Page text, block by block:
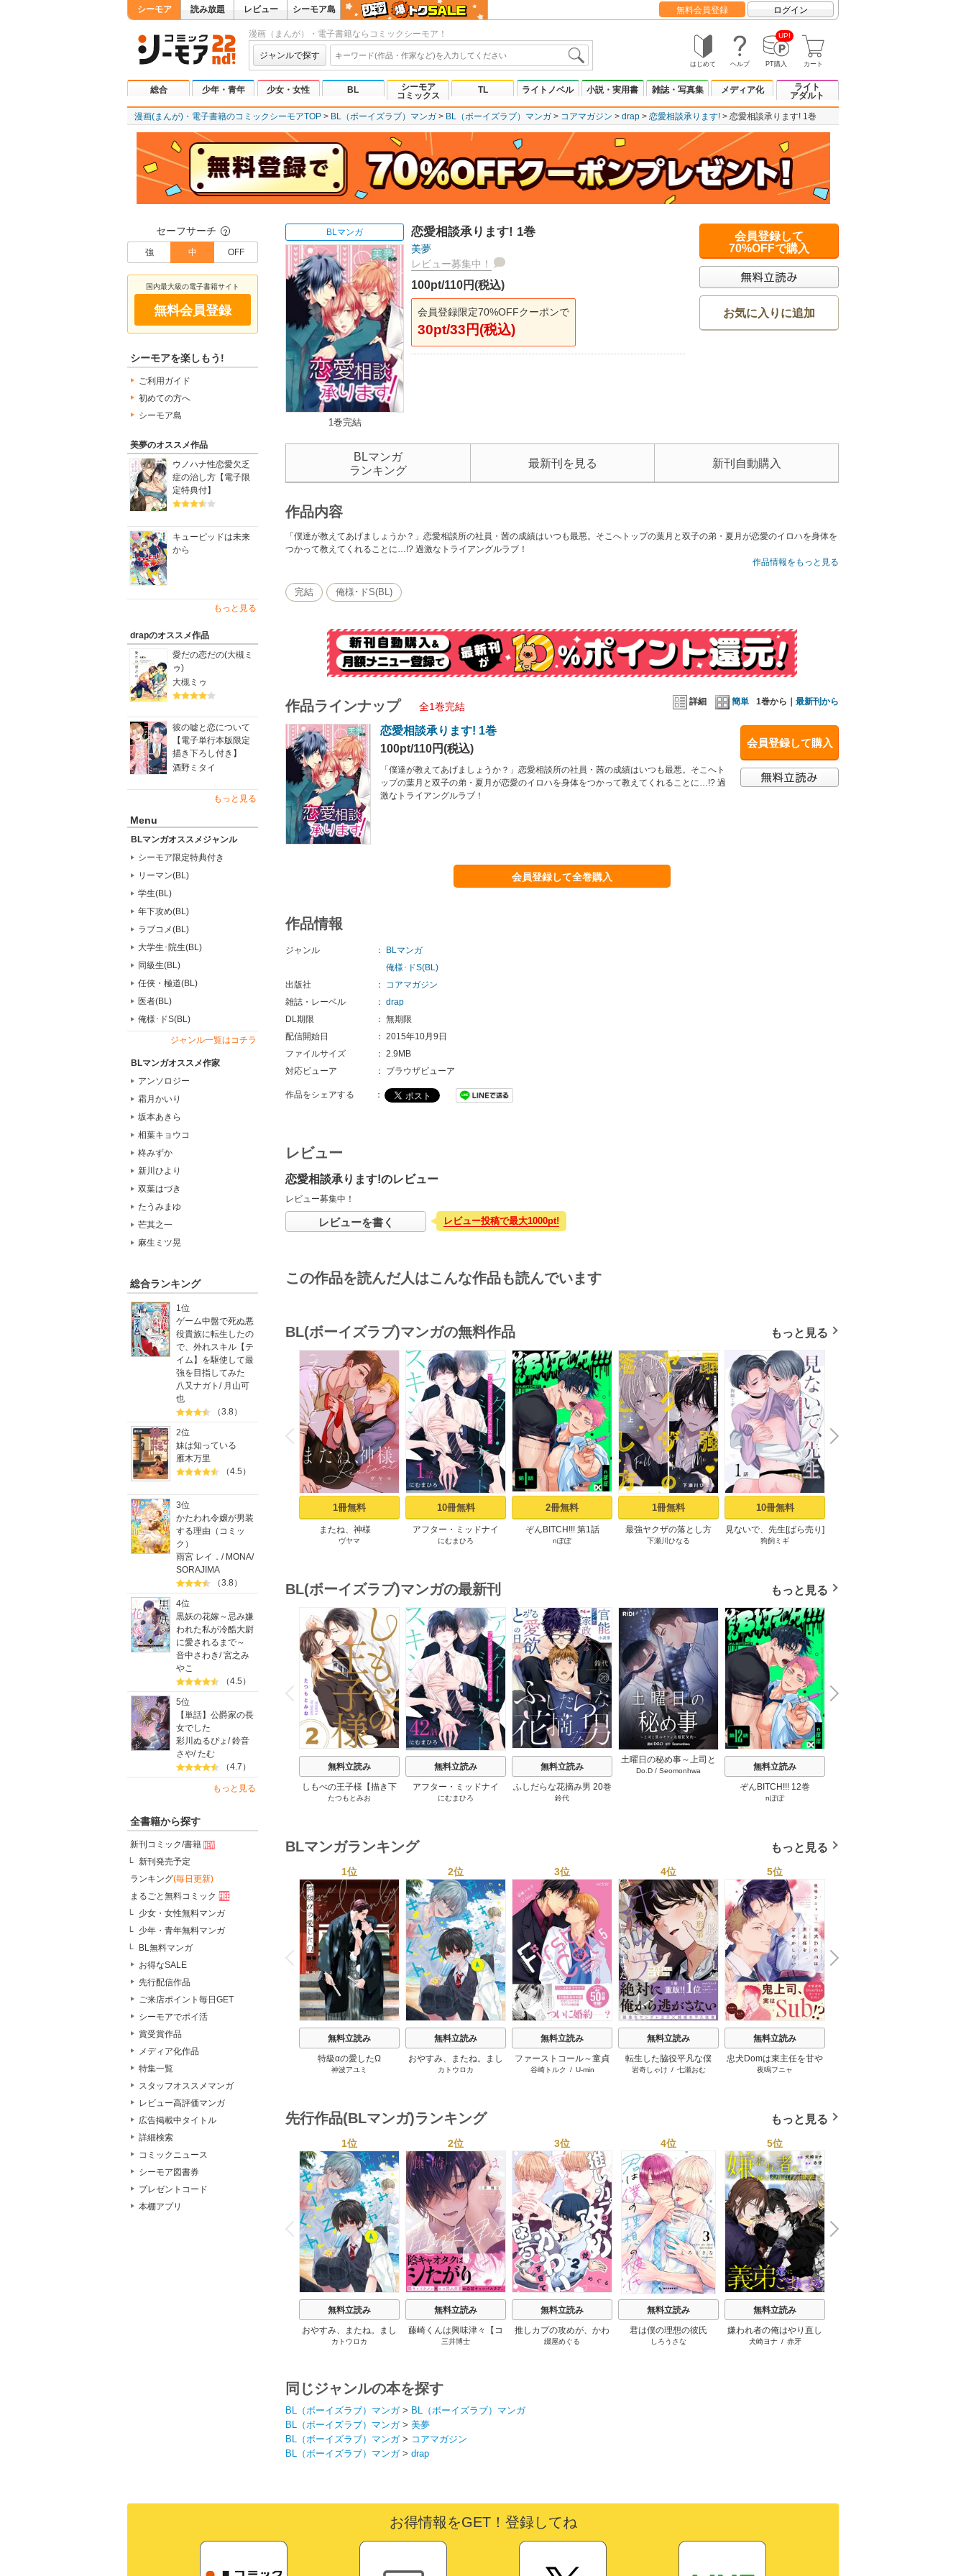
シーモア 読み放題 レビュー シーモア島 無料会員登録 ログイン
漫画（まんが）・電子書籍ならコミックシーモア！
ジャンルで探す
はじめて ヘルプ
UP!
PT購入 カート
総合 少年・青年 少女・女性 BL
シーモア
コミックス
TL ライトノベル 小説・実用書 雑誌・写真集 メディア化
ライト
アダルト
漫画(まんが)・電子書籍のコミックシーモアTOP BL（ボーイズラブ）マンガ BL（ボーイズラブ）マンガ コアマガジン drap 恋愛相談承ります! 恋愛相談承ります! 1巻
セーフサーチ ？
強 中 OFF
国内最大級の電子書籍サイト
無料会員登録
シーモアを楽しもう!
ご利用ガイド
初めての方へ
シーモア島
美夢のオススメ作品
ウノハナ性恋愛欠乏
症の治し方【電子限
定特典付】
キューピッドは未来
から
もっと見る
drapのオススメ作品
愛だの恋だの(大槻ミ
ゥ)
大槻ミゥ
彼の嘘と恋について
【電子単行本版限定
描き下ろし付き】
酒野ミタイ
もっと見る
Menu
BLマンガオススメジャンル
シーモア限定特典付き
リーマン(BL)
学生(BL)
年下攻め(BL)
ラブコメ(BL)
大学生･院生(BL)
同級生(BL)
任侠・極道(BL)
医者(BL)
俺様･ドS(BL)
ジャンル一覧はコチラ
BLマンガオススメ作家
アンソロジー
霜月かいり
坂本あきら
相葉キョウコ
柊みずか
新川ひより
双葉はづき
たうみまゆ
芒其之一
麻生ミツ晃
総合ランキング
1位
ゲーム中盤で死ぬ悪
役貴族に転生したの
で、外れスキル【テ
イム】を駆使して最
強を目指してみた
八又ナガト / 月山可
也
（3.8）
2位
妹は知っている
雁木万里
（4.5）
3位
かたわれ令嬢が男装
する理由（コミッ
ク）
雨宮 レイ． / MONA/
SORAJIMA
（3.8）
4位
黒妖の花嫁～忌み嫌
われた私が冷酷大尉
に愛されるまで～
音中さわき/宮之み
やこ
（4.5）
5位
【単話】公爵家の長
女でした
彩川ぬるぴょ /鈴音
さや/たむ
（4.7）
もっと見る
全書籍から探す
新刊コミック/書籍
新刊発売予定
ランキング(毎日更新)
まるごと無料コミック
少女・女性無料マンガ
少年・青年無料マンガ
BL無料マンガ
お得なSALE
先行配信作品
ご来店ポイント毎日GET
シーモアでポイ活
賞受賞作品
メディア化作品
特集一覧
スタッフオススメマンガ
レビュー高評価マンガ
広告掲載中タイトル
詳細検索
コミックニュース
シーモア図書券
プレゼントコード
本棚アプリ
BLマンガ
1巻完結
恋愛相談承ります! 1巻
美夢
レビュー募集中！
100pt/110円(税込)
会員登録限定70%OFFクーポンで
30pt/33円(税込)
会員登録して
70%OFFで購入
お気に入りに追加
BLマンガ
ランキング
最新刊を見る 新刊自動購入
作品内容
「僕達が教えてあげましょうか？」恋愛相談所の社員・茜の成績はいつも最悪。そこへトップの葉月と双子の弟・夏月が恋愛のイロハを身体を
つかって教えてくれることに…!? 過激なトライアングルラブ！
作品情報をもっと見る
完結 俺様･ドS(BL)
詳細 簡単 1巻から｜ 最新刊から
作品ラインナップ 全1巻完結
会員登録して購入
恋愛相談承ります! 1巻
100pt/110円(税込)
「僕達が教えてあげましょうか？」恋愛相談所の社員・茜の成績はいつも最悪。そこへト
ップの葉月と双子の弟・夏月が恋愛のイロハを身体をつかって教えてくれることに…!? 過
激なトライアングルラブ！
会員登録して全巻購入
作品情報
ジャンル ：
BLマンガ
俺様･ドS(BL)
出版社
：
コアマガジン
雑誌・レーベル
： drap
DL期限
： 無期限
配信開始日
： 2015年10月9日
ファイルサイズ
： 2.9MB
対応ビューア
： ブラウザビューア
作品をシェアする ：
レビュー
恋愛相談承ります!のレビュー
レビュー募集中！
レビューを書く レビュー投稿で最大1000pt!
この作品を読んだ人はこんな作品も読んでいます
BL(ボーイズラブ)マンガの無料作品 もっと見る
P
r
e
v
i
o
u
s
1冊無料
またね、神様
Restart［ばら売り］ プ
ヴヤマ
10冊無料
アフター・ミッドナイ
ト・スキン［ばら売り］
にむまひろ
2冊無料
ぞんBITCH!!! 第1話
nぽぽ
1冊無料
最強ヤクザの落とし方
【コミックシーモア限定
下瀬川ひなる
10冊無料
見ないで、先生[ばら売り]
第1話
狗飼ミギ
N
e
x
t
BL(ボーイズラブ)マンガの最新刊 もっと見る
P
r
e
v
i
o
u
s
無料立読み
しもべの王子様【描き下
ろしおまけ付き特装版】
たつもとみお
無料立読み
アフター・ミッドナイ
ト・スキン［ばら売り］
にむまひろ
無料立読み
ふしだらな花摘み男 20巻
鈴代
土曜日の秘め事～上司と
僕のキケンな服従契約～
Do.D / Seomonhwa
無料立読み
ぞんBITCH!!! 12巻
nぽぽ
N
e
x
t
BLマンガランキング もっと見る
P
r
e
v
i
o
u
s
1位
無料立読み
特級αの愛したΩ
神波アユミ
2位
無料立読み
おやすみ、またね。まし
ろくん。【電子限定漫画
カトウロカ
3位
無料立読み
ファーストコール～童貞
外科医、年下ヤクザの嫁
谷崎トルク / U-min
4位
無料立読み
転生した脇役平凡な僕
は、美形第二王子をヤン
岩奇しゃけ / 七瀬おむ
5位
無料立読み
忠犬Domは東主任を甘や
かしたい【コミックス版
夜鳴フニャ
N
e
x
t
先行作品(BLマンガ)ランキング もっと見る
P
r
e
v
i
o
u
s
1位
無料立読み
おやすみ、またね。まし
ろくん。【電子限定漫画
カトウロカ
2位
無料立読み
藤崎くんは興味津々【コ
ミックス版】
三井博士
3位
無料立読み
推しカプの攻めが、かわ
いすぎて困る
綴屋めぐる
4位
無料立読み
君は僕の理想の彼氏
しろうさな
5位
無料立読み
嫌われ者の俺はやり直し
の世界で義弟達にごまを
犬崎ヨナ / 赤牙
N
x
同じジャンルの本を探す
BL（ボーイズラブ）マンガ> BL（ボーイズラブ）マンガ
BL（ボーイズラブ）マンガ> 美夢
BL（ボーイズラブ）マンガ> コアマガジン
BL（ボーイズラブ）マンガ> drap
お得情報をGET！登録してね